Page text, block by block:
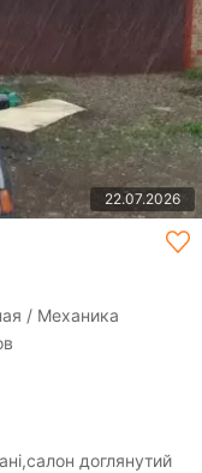
22.07.2026
/ Механика
доглянутий